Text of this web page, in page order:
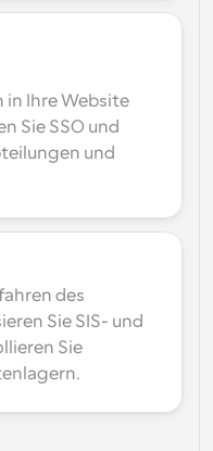
in Ihre Website
Sie SSO und
und
des
Sie SIS- und
Sie